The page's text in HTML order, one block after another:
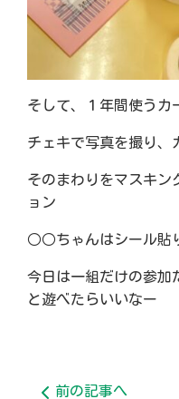
そして、１年間使うカ
チェキで写真を撮り、
そのまわりをマスキン
ョン
○○ちゃんはシール貼
今日は一組だけの参加
と遊べたらいいなー
前の記事へ